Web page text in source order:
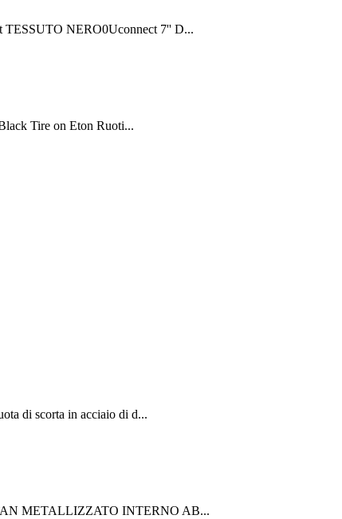
TESSUTO NERO0Uconnect 7'' D...
Tire on Eton Ruoti...
di scorta in acciaio di d...
METALLIZZATO INTERNO AB...